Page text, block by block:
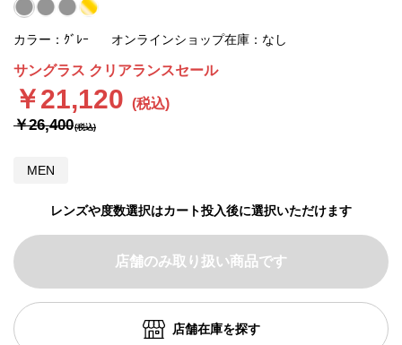
MEN
カラー：ｸﾞﾚｰ オンラインショップ在庫：なし
レンズや度数選択はカート投入後に選択いただけます
サングラス クリアランスセール
￥21,120
￥26,400
店舗のみ取り扱い商品です
店舗在庫を探す